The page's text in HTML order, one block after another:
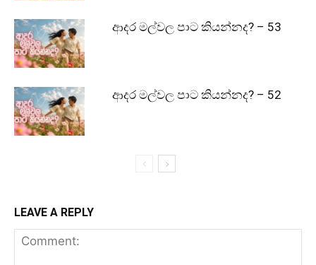
ආදර මල්වල පාට කියන්නද? – 53
ආදර මල්වල පාට කියන්නද? – 52
LEAVE A REPLY